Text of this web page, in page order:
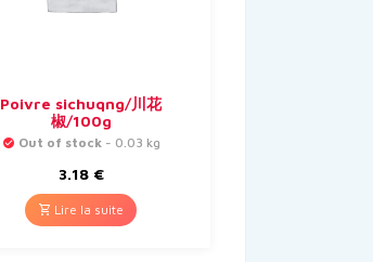
Poivre sichuqng/川花
椒/100g
Out of stock- 0.03 kg
3.18 €
Lire la suite